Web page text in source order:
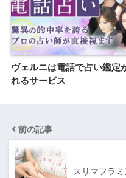
ヴェルニは電話で占い鑑定
れるサービス
前の記事
スリマフラ